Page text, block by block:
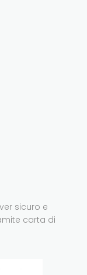
sicuro e
carta di